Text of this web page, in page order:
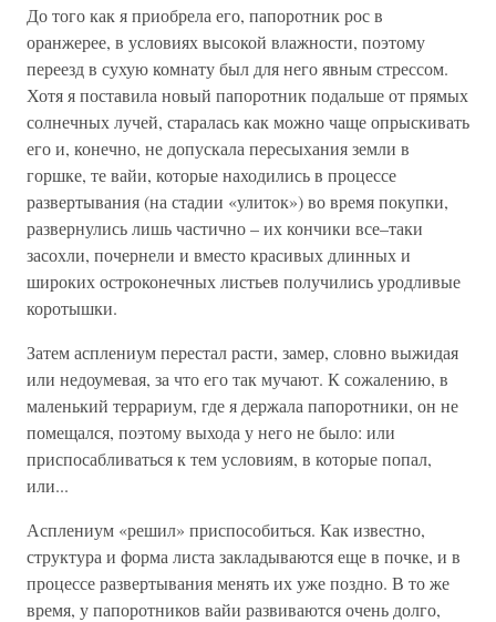
До того как я приобрела его, папоротник рос в
оранжерее, в условиях высокой влажности, поэтому
переезд в сухую комнату был для него явным стрессом.
Хотя я поставила новый папоротник подальше от прямых
солнечных лучей, старалась как можно чаще опрыскивать
его и, конечно, не допускала пересыхания земли в
горшке, те вайи, которые находились в процессе
развертывания (на стадии «улиток») во время покупки,
развернулись лишь частично – их кончики все–таки
засохли, почернели и вместо красивых длинных и
широких остроконечных листьев получились уродливые
коротышки.
Затем асплениум перестал расти, замер, словно выжидая
или недоумевая, за что его так мучают. К сожалению, в
маленький террариум, где я держала папоротники, он не
помещался, поэтому выхода у него не было: или
приспосабливаться к тем условиям, в которые попал,
или...
Асплениум «решил» приспособиться. Как известно,
структура и форма листа закладываются еще в почке, и в
процессе развертывания менять их уже поздно. В то же
время, у папоротников вайи развиваются очень долго,